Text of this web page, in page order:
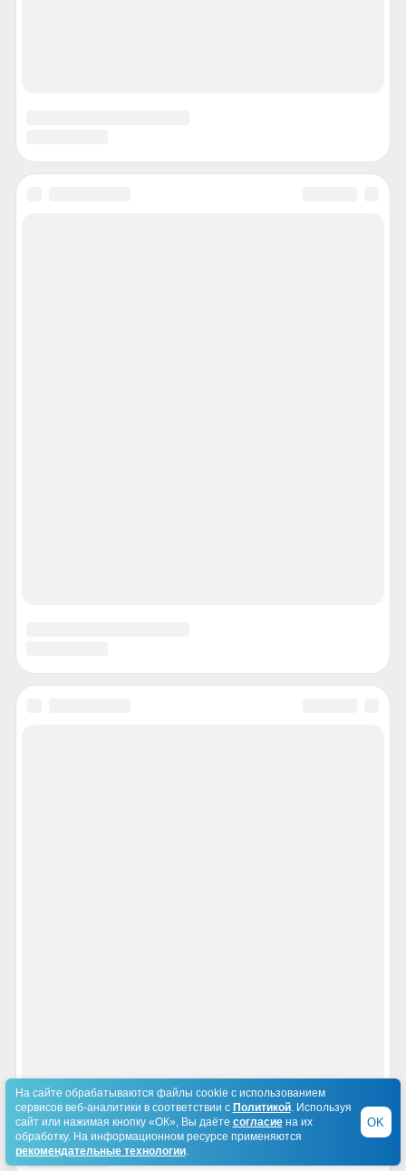
На сайте обрабатываются файлы cookie с использованием
сервисов веб-аналитики в соответствии с Политикой. Используя
сайт или нажимая кнопку «ОК», Вы даёте согласиена их
обработку. На информационном ресурсе применяются
рекомендательные технологии.
OK